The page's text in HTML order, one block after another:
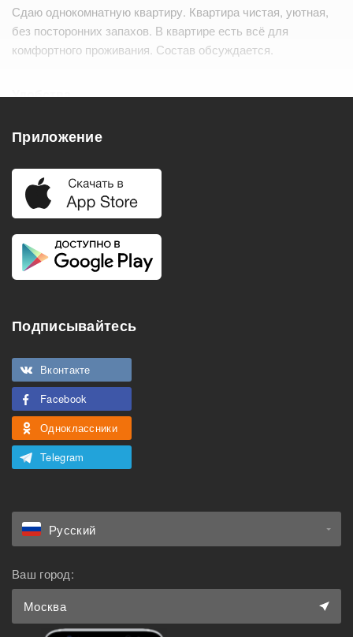
Сдаю однокомнатную квартиру. Квартира чистая, уютная,
без посторонних запахов. В квартире есть всё для
комфортного проживания. Состав обсуждается.
Удобства
Телевизор
Кондиционер
Особенности
Можно с животными
Приложение
Подписывайтесь
Вконтакте
Facebook
Одноклассники
Telegram
Русский
Ваш город:
Москва